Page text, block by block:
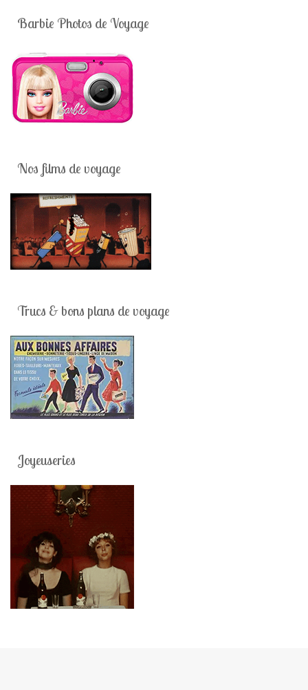
Barbie Photos de Voyage
Nos films de voyage
Trucs & bons plans de voyage
Joyeuseries